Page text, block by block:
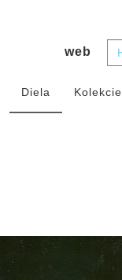
web
Diela Kolekcie